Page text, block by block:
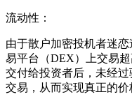
流动性：
由于散户加密投机者迷
易平台（DEX）上交易
交付给投资者后，未经
交易，从而实现真正的价